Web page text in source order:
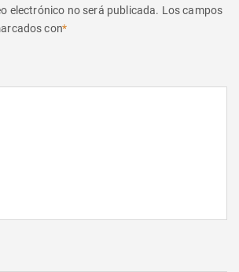
electrónico no será publicada. Los campos
con*